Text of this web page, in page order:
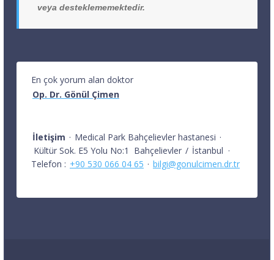
veya desteklememektedir.
En çok yorum alan doktor
Op. Dr. Gönül Çimen
İletişim · Medical Park Bahçelievler hastanesi ·
Kültür Sok. E5 Yolu No:1
Bahçelievler / İstanbul ·
Telefon : +90 530 066 04 65 · bilgi@gonulcimen.dr.tr